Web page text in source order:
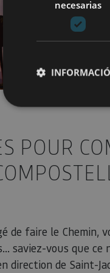
POUR
de faire le Chemin,
saviez-vous que
direction de Saint-
necesarias
Las cookies
gestión de cuentas.
CookieScriptConsent
JSESSIONID